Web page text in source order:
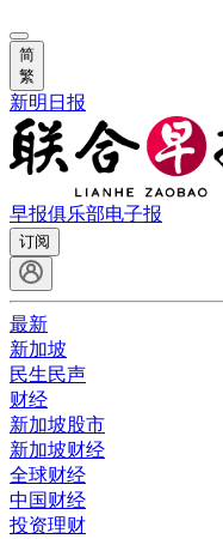
简
繁
新明日报
早报俱乐部电子报
订阅
最新
新加坡
民生民声
财经
新加坡股市
新加坡财经
全球财经
中国财经
投资理财